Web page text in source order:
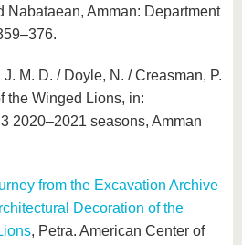
Nabataean, Amman: Department
M. D. / Doyle, N. / Creasman, P.
the Winged Lions, in:
2020–2021 seasons, Amman
from the Excavation Archive
Decoration of the
, Petra. American Center of